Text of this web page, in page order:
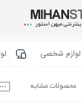
لوازم شخصی
محصولات مشابه